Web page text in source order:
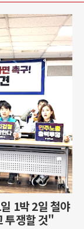
1박 2일 철야
투쟁할 것"